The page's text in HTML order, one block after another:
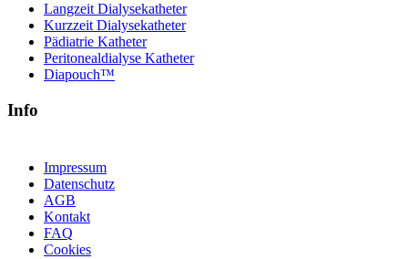
Langzeit Dialysekatheter
Kurzzeit Dialysekatheter
Pädiatrie Katheter
Peritonealdialyse Katheter
Diapouch™
Info
Impressum
Datenschutz
AGB
Kontakt
FAQ
Cookies